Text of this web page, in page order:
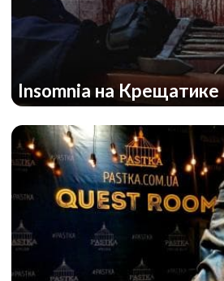
Insomnia на Крещатике